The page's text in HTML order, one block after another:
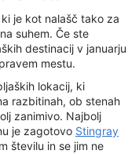
je kot nalašč tako za
suhem. Če ste
destinacij v januarju
mestu.
lokacij, ki
razbitinah, ob stenah
zanimivo. Najbolj
je zagotovo Stingray
številu in se jim ne